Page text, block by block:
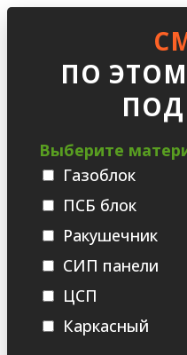
ПО
Выберите
Газоблок
ПСБ блок
Ракушечник
СИП панели
ЦСП
Каркасный